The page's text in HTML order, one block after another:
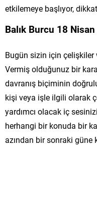
etkilemeye başlıyor,
Balık Burcu 18
Bugün sizin için
Vermiş olduğunuz bir
davranış biçiminin
kişi veya işle ilgili olarak
yardımcı olacak iç
herhangi bir konuda bir
azından bir sonraki güne